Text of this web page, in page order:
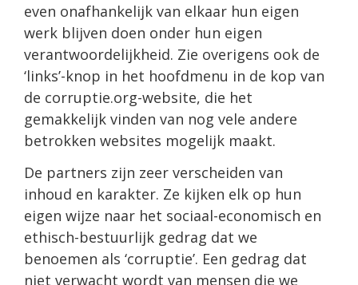
even onafhankelijk van elkaar hun eigen
werk blijven doen onder hun eigen
verantwoordelijkheid. Zie overigens ook de
‘links’-knop in het hoofdmenu in de kop van
de corruptie.org-website, die het
gemakkelijk vinden van nog vele andere
betrokken websites mogelijk maakt.
De partners zijn zeer verscheiden van
inhoud en karakter. Ze kijken elk op hun
eigen wijze naar het sociaal-economisch en
ethisch-bestuurlijk gedrag dat we
benoemen als ‘corruptie’. Een gedrag dat
niet verwacht wordt van mensen die we